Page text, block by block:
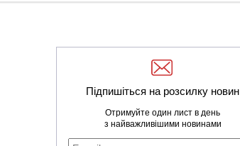
Підпишіться на розсилку новин
Отримуйте один лист в день
з найважливішими новинами